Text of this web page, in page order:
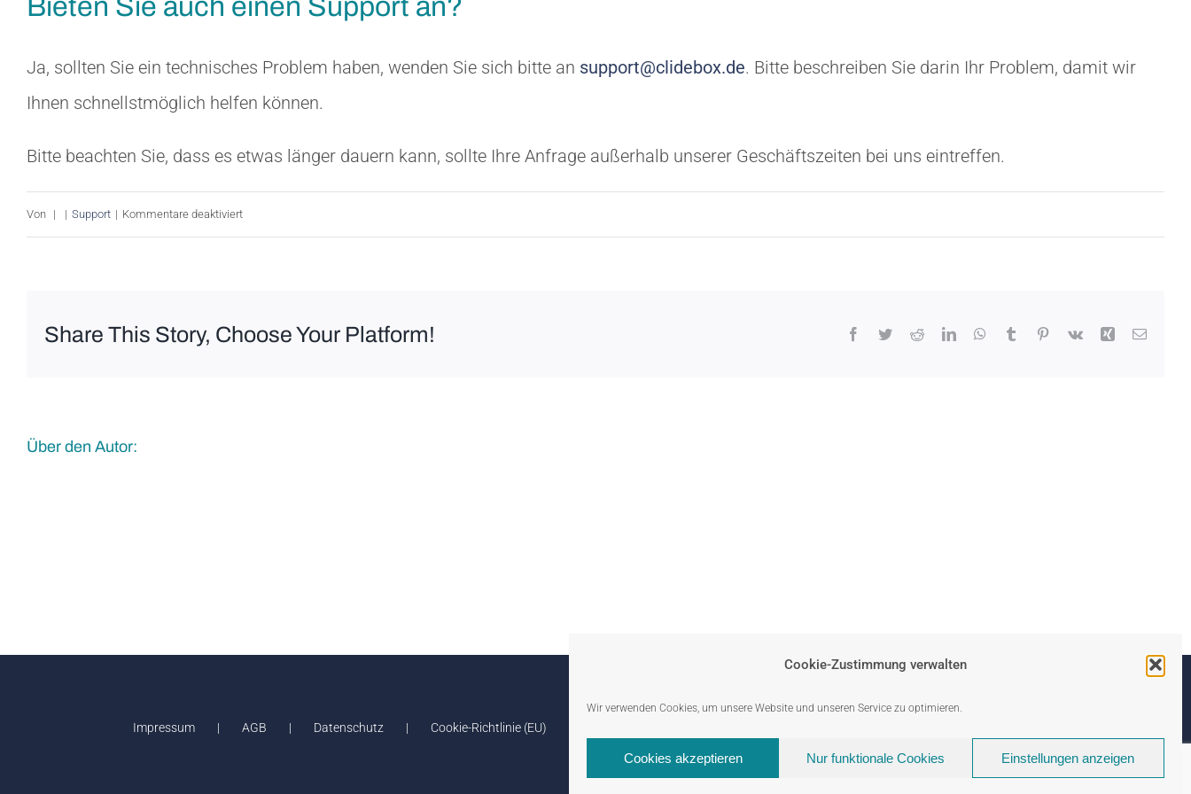
Cookie-Zustimmung verwalten
Wir verwenden Cookies, um unsere Website und unseren Service zu optimieren.
Cookies akzeptieren Nur funktionale Cookies Einstellungen anzeigen
Bieten Sie auch einen Support an?
Ja, sollten Sie ein technisches Problem haben, wenden Sie sich bitte an support@clidebox.de. Bitte beschreiben Sie darin Ihr Problem, damit wir
Ihnen schnellstmöglich helfen können.
Bitte beachten Sie, dass es etwas länger dauern kann, sollte Ihre Anfrage außerhalb unserer Geschäftszeiten bei uns eintreffen.
Von | | Support | Kommentare deaktiviertfür
Share This Story, Choose Your Platform! Facebook
TwitterRedditLinkedInWhatsApp
Tumblr Pinterest
Vk Xing E-
Über den Autor:
Impressum AGB Datenschutz Cookie-Richtlinie (EU)